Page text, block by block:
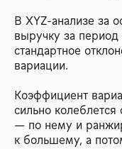
В XYZ-анализе за
выручку за период
стандартное
вариации.
Коэффициент
сильно
— по нему и
к большему, а